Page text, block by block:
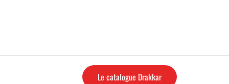
Le catalogue Drakkar